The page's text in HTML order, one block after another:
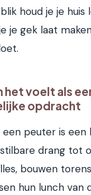
houd je je huis
je gek laat
het voelt als
opdracht
een peuter is
drang tot
bouwen
hun lunch van